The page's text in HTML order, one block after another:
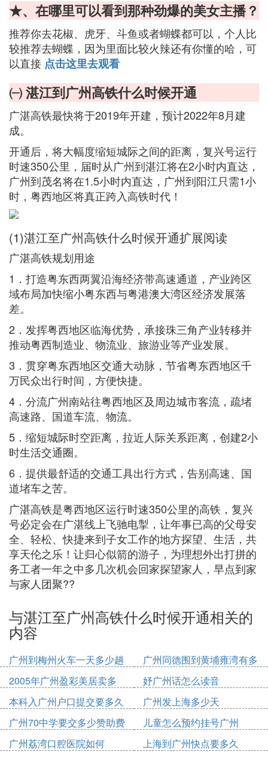
★、在哪里可以看到那种劲爆的美女主播？
推荐你去花椒、虎牙、斗鱼或者蝴蝶都可以，个人比
较推荐去蝴蝶，因为里面比较火辣还有你懂的哈，可
以直接 点击这里去观看
㈠ 湛江到广州高铁什么时候开通
广湛高铁最快将于2019年开建，预计2022年8月建
成。
开通后，将大幅度缩短城际之间的距离，复兴号运行
时速350公里，届时从广州到湛江将在2小时内直达，
广州到茂名将在1.5小时内直达，广州到阳江只需1小
时，粤西地区将真正跨入高铁时代！
(1)湛江至广州高铁什么时候开通扩展阅读
广湛高铁规划用途
1．打造粤东西两翼沿海经济带高速通道，产业跨区
域布局加快缩小粤东西与粤港澳大湾区经济发展落
差。
2．发挥粤西地区临海优势，承接珠三角产业转移并
推动粤西制造业、物流业、旅游业等产业发展。
3．贯穿粤东西地区交通大动脉，节省粤东西地区千
万民众出行时间，方便快捷。
4．分流广州南站往粤西地区及周边城市客流，疏堵
高速路、国道车流、物流。
5．缩短城际时空距离，拉近人际关系距离，创建2小
时生活交通圈。
6．提供最舒适的交通工具出行方式，告别高速、国
道堵车之苦。
广湛高铁是粤西地区运行时速350公里的高铁，复兴
号必定会在广湛线上飞驰电掣，让年事已高的父母安
全、轻松、快捷来到子女工作的地方探望、生活，共
享天伦之乐！让归心似箭的游子，为理想外出打拼的
务工者一年之中多几次机会回家探望家人，早点到家
与家人团聚??
与湛江至广州高铁什么时候开通相关的
内容
广州到梅州火车一天多少趟
广州同德围到黄埔雍湾有多
少公里
2005年广州盈彩美居卖多
少钱
妤广州话怎么读音
本科入广州户口提交要多久
广州发上海多少天
广州70中学要交多少赞助费
儿童怎么预约挂号广州
广州荔湾口腔医院如何
上海到广州快点要多久